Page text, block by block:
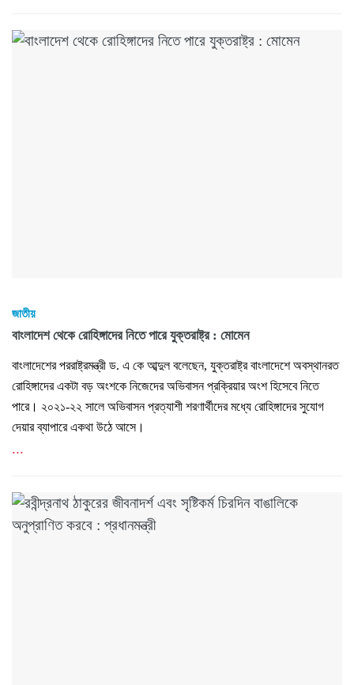
জাতীয়
বাংলাদেশ থেকে রোহিঙ্গাদের নিতে পারে যুক্তরাষ্ট্র : মোমেন
বাংলাদেশের পররাষ্ট্রমন্ত্রী ড. এ কে আব্দুল বলেছেন, যুক্তরাষ্ট্র বাংলাদেশে অবস্থানরত
রোহিঙ্গাদের একটা বড় অংশকে নিজেদের অভিবাসন প্রক্রিয়ার অংশ হিসেবে নিতে
পারে। ২০২১-২২ সালে অভিবাসন প্রত্যাশী শরণার্থীদের মধ্যে রোহিঙ্গাদের সুযোগ
দেয়ার ব্যাপারে একথা উঠে আসে।
...